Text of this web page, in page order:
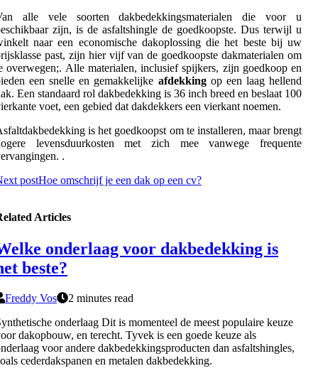
alle vele soorten dakbedekkingsmaterialen die voor u
zijn, is de asfaltshingle de goedkoopste. Dus terwijl u
naar een economische dakoplossing die het beste bij uw
past, zijn hier vijf van de goedkoopste dakmaterialen om
overwegen;. Alle materialen, inclusief spijkers, zijn goedkoop en
een snelle en gemakkelijke afdekkingop een laag hellend
Een standaard rol dakbedekking is 36 inch breed en beslaat 100
voet, een gebied dat dakdekkers een vierkant noemen.
is het goedkoopst om te installeren, maar brengt
levensduurkosten met zich mee vanwege frequente
.
postHoe omschrijf je een dak op een cv?
Articles
onderlaag voor dakbedekking is
beste?
Freddy Vos
2 minutes read
onderlaag Dit is momenteel de meest populaire keuze
dakopbouw, en terecht. Tyvek is een goede keuze als
voor andere dakbedekkingsproducten dan asfaltshingles,
cederdakspanen en metalen dakbedekking.